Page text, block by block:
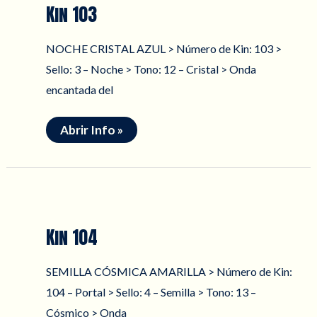
Kin 103
NOCHE CRISTAL AZUL > Número de Kin: 103 >
Sello: 3 – Noche > Tono: 12 – Cristal > Onda
encantada del
Kin
103
Abrir Info »
Kin 104
SEMILLA CÓSMICA AMARILLA > Número de Kin:
104 – Portal > Sello: 4 – Semilla > Tono: 13 –
Cósmico > Onda